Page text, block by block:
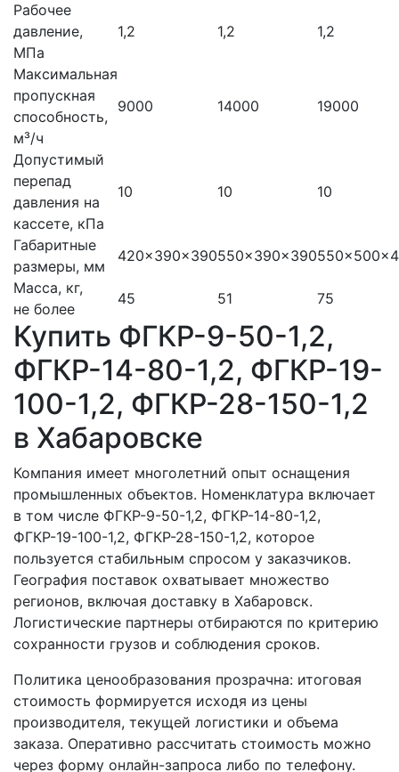
Рабочее
давление,
МПа
1,2 1,2 1,2
Максимальная
пропускная
способность,
м³/ч
9000 14000 19000
Допустимый
перепад
давления на
кассете, кПа
10 10 10
Габаритные
размеры, мм
420×390×390550×390×390
Масса, кг,
не более
45 51 75
Купить ФГКР-9-50-1,2,
ФГКР-14-80-1,2, ФГКР-19-
100-1,2, ФГКР-28-150-1,2
в Хабаровске
Компания имеет многолетний опыт оснащения
промышленных объектов. Номенклатура включает
в том числе ФГКР-9-50-1,2, ФГКР-14-80-1,2,
ФГКР-19-100-1,2, ФГКР-28-150-1,2, которое
пользуется стабильным спросом у заказчиков.
География поставок охватывает множество
регионов, включая доставку в Хабаровск.
Логистические партнеры отбираются по критерию
сохранности грузов и соблюдения сроков.
Политика ценообразования прозрачна: итоговая
стоимость формируется исходя из цены
производителя, текущей логистики и объема
заказа. Оперативно рассчитать стоимость можно
через форму онлайн-запроса либо по телефону.